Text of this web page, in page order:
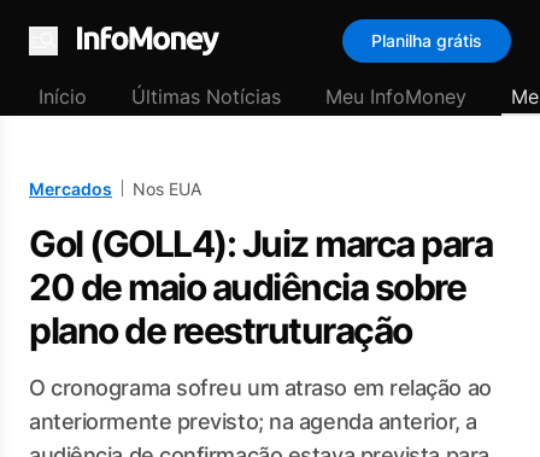
Menu
Planilha grátis
Início Últimas Notícias Meu InfoMoney
Mercados Nos EUA
Gol (GOLL4): Juiz marca para
20 de maio audiência sobre
plano de reestruturação
O cronograma sofreu um atraso em relação ao
anteriormente previsto; na agenda anterior, a